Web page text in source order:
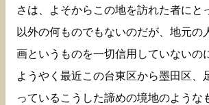
さは、よそからこの地を訪れた者にと
以外の何ものでもないのだが、地元の
画というものを一切信用していないの
ようやく最近この台東区から墨田区、
っているこうした諦めの境地のような